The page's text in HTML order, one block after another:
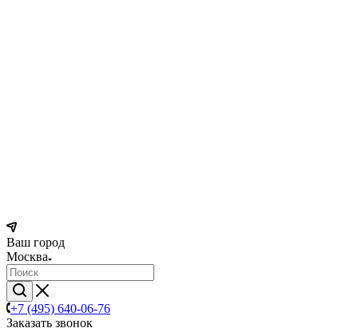
Ваш город
Москва
+7 (495) 640-06-76
Заказать звонок